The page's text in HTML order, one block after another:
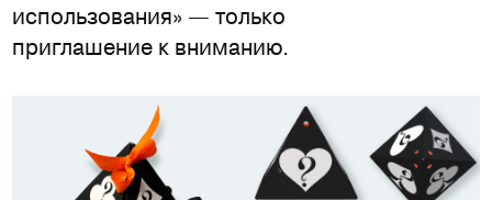
использования» — только
приглашение к вниманию.